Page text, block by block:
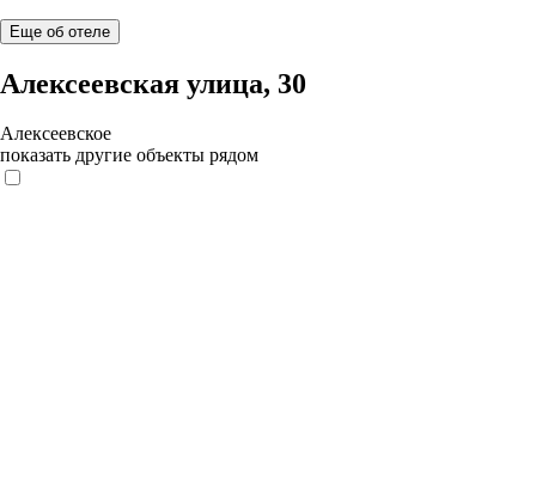
Еще об отеле
Алексеевская улица, 30
Алексеевское
показать другие объекты рядом